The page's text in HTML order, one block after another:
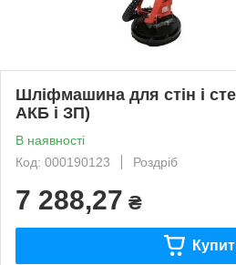
Шліфмашина для стін і
АКБ і ЗП)
В наявності
Код: 000190123
Роздріб
7 288,27 ₴